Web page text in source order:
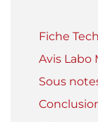
Fiche
Avis Labo
Sous